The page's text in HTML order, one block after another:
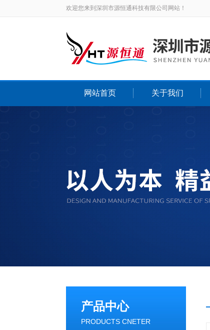
欢迎您来到深圳市源恒通科技有限公司网站！
网站首页 关于我们
产品中心
PRODUCTS CNETER